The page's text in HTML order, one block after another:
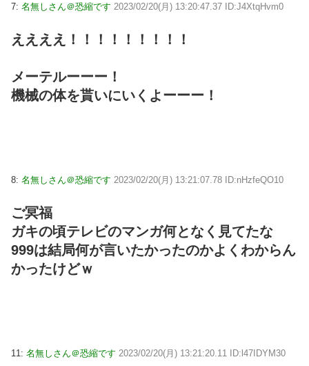
7: 名無しさん＠恐縮です 2023/02/20(月) 13:20:47.37 ID:J4XtqHvm0
ええええ！！！！！！！！！
メーテルーーー！
機械の体を貰いにいくよーーー！
8: 名無しさん＠恐縮です 2023/02/20(月) 13:21:07.78 ID:nHzfeQO10
ご冥福
ガキの頃テレビのマンガ何となく見てたな
999は結局何が言いたかったのかよくわからん
かったけどｗ
11: 名無しさん＠恐縮です 2023/02/20(月) 13:21:20.11 ID:l47IDYM30